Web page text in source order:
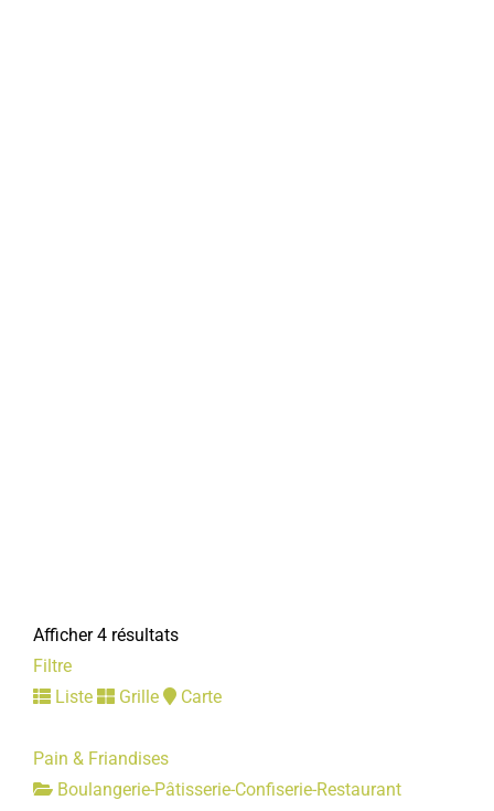
Afficher 4 résultats
Filtre
Liste
Grille Carte
Pain & Friandises
Boulangerie-Pâtisserie-Confiserie-Restaurant